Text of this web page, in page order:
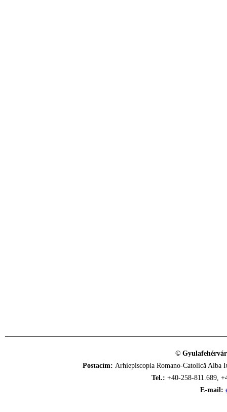
©
Postacím: Arhiepiscopia Romano-Catolică
Tel.: +40-258-811.689,
E-mail: